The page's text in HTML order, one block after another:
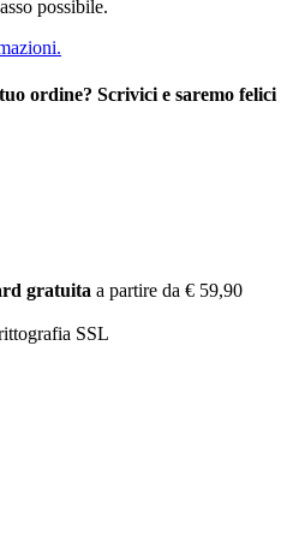
possibile.
ordine? Scrivici e saremo felici
gratuita a partire da € 59,90
SSL